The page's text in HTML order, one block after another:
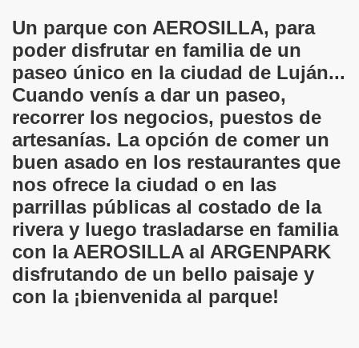
Un parque con AEROSILLA, para
poder disfrutar en familia de un
paseo único en la ciudad de Luján...
Cuando venís a dar un paseo,
recorrer los negocios, puestos de
artesanías. La opción de comer un
buen asado en los restaurantes que
nos ofrece la ciudad o en las
parrillas públicas al costado de la
rivera y luego trasladarse en familia
con la AEROSILLA al ARGENPARK
disfrutando de un bello paisaje y
con la ¡bienvenida al parque!